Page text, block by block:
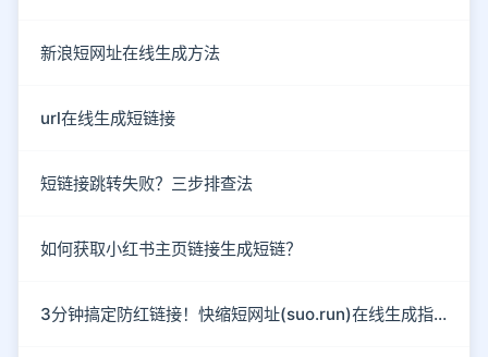
新浪短网址在线生成方法
url在线生成短链接
短链接跳转失败？三步排查法
如何获取小红书主页链接生成短链？
3分钟搞定防红链接！快缩短网址(suo.run)在线生成指南